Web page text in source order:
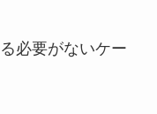
必要がないケー